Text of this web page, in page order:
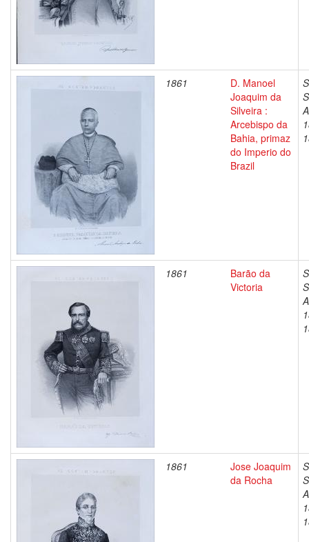
1861
D. Manoel
Joaquim da
Silveira :
Arcebispo da
Bahia, primaz
do Imperio do
Brazil
1861
Barão da
Victoria
1861
Jose Joaquim
da Rocha